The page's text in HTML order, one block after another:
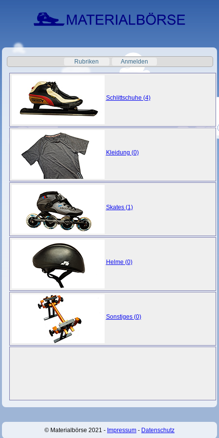
Rubriken Anmelden
Schlittschuhe (4)
Kleidung (0)
Skates (1)
Helme (0)
Sonstiges (0)
© Materialbörse 2021 - Impressum - Datenschutz